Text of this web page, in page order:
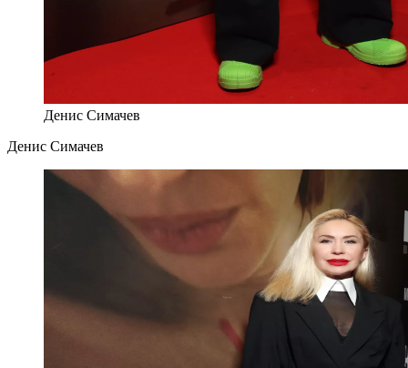
Денис Симачев
Денис Симачев